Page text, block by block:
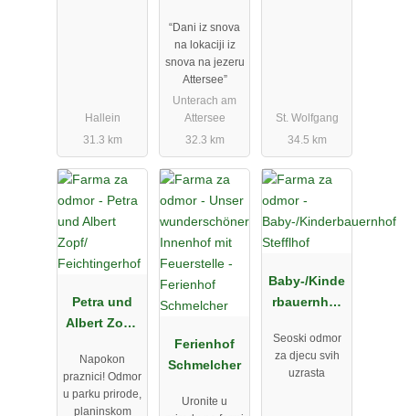
Hallein
31.3 km
Attersee
“Dani iz snova
na lokaciji iz
snova na jezeru
Attersee”
Unterach am
Attersee
32.3 km
St. Wolfgang
34.5 km
Petra und
Albert Zopf/
of
Napokon
praznici! Odmor
u parku prirode,
planinskom
Ferienhof
Schmelcher
Uronite u
Baby-/Kinde
rbauernhof
Seoski odmor
za djecu svih
uzrasta